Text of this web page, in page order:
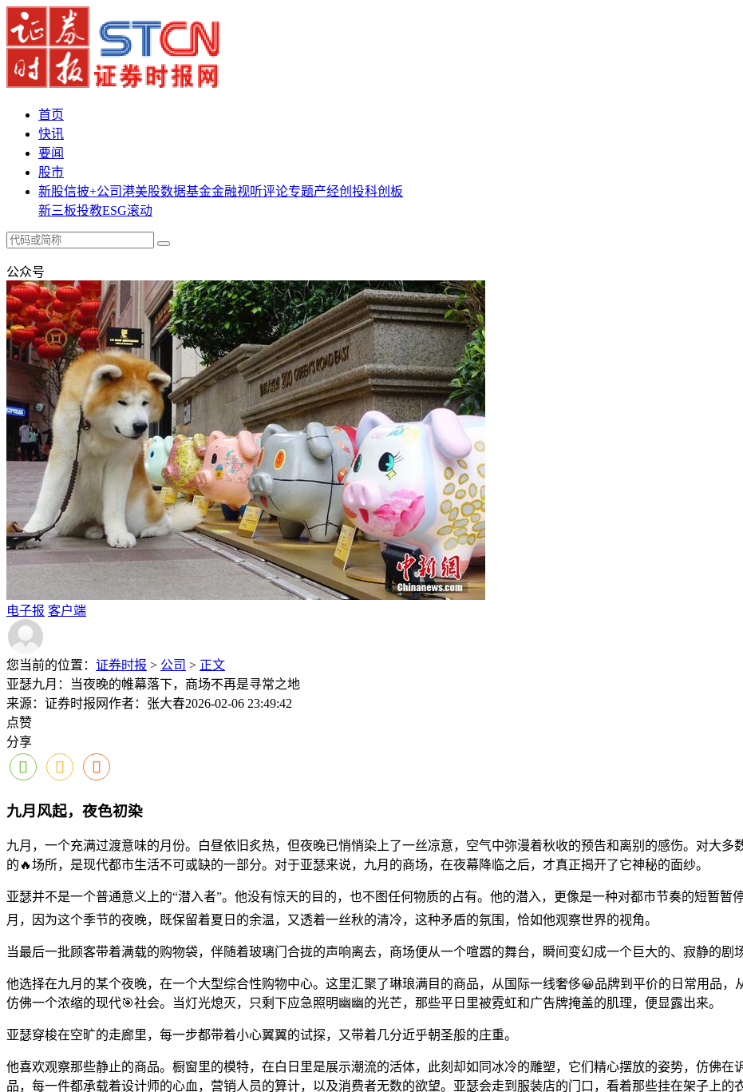
首页
快讯
要闻
股市
新股信披+公司港美股数据基金金融视听评论专题产经创投科创板
新三板投教ESG滚动
公众号
电子报 客户端
您当前的位置： 证券时报 > 公司 > 正文
亚瑟九月：当夜晚的帷幕落下，商场不再是寻常之地
来源：证券时报网作者：张大春2026-02-06 23:49:42
点赞
分享
九月风起，夜色初染
九月，一个充满过渡意味的月份。白昼依旧炙热，但夜晚已悄悄染上了一丝凉意，空气中弥漫着秋收的预告和离别的感伤。对大
的🔥场所，是现代都市生活不可或缺的一部分。对于亚瑟来说，九月的商场，在夜幕降临之后，才真正揭开了它神秘的面纱。
亚瑟并不是一个普通意义上的“潜入者”。他没有惊天的目的，也不图任何物质的占有。他的潜入，更像是一种对都市节奏的短暂
月，因为这个季节的夜晚，既保留着夏日的余温，又透着一丝秋的清冷，这种矛盾的氛围，恰如他观察世界的视角。
当最后一批顾客带着满载的购物袋，伴随着玻璃门合拢的声响离去，商场便从一个喧嚣的舞台，瞬间变幻成一个巨大的、寂静的剧场
他选择在九月的某个夜晚，在一个大型综合性购物中心。这里汇聚了琳琅满目的商品，从国际一线奢侈😀品牌到平价的日常用品，
仿佛一个浓缩的现代🎯社会。当灯光熄灭，只剩下应急照明幽幽的光芒，那些平日里被霓虹和广告牌掩盖的肌理，便显露出来。
亚瑟穿梭在空旷的走廊里，每一步都带着小心翼翼的试探，又带着几分近乎朝圣般的庄重。
他喜欢观察那些静止的商品。橱窗里的模特，在白日里是展示潮流的活体，此刻却如同冰冷的雕塑，它们精心摆放的姿势，仿佛
品，每一件都承载着设计师的心血，营销人员的算计，以及消费者无数的欲望。亚瑟会走到服装店的门口，看着那些挂在架子上的